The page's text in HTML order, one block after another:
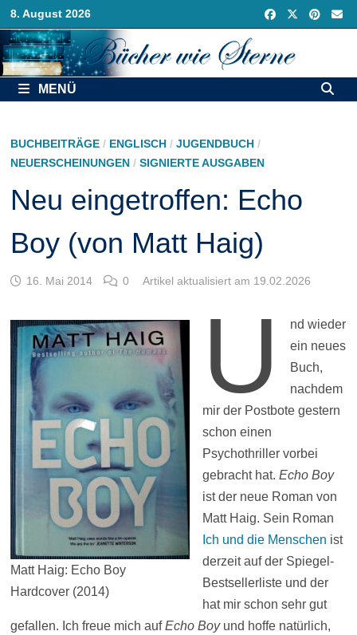
Zurück
zum
Inhalt
8. August 2026
MENÜ
BUCHBEITRÄGE/ ENGLISCH/ JUGENDBUCH/
NEUERSCHEINUNGEN/ SIGNIERTE AUSGABEN
Neu eingetroffen: Echo
Boy (von Matt Haig)
16. Mai 2014 0 Artikel aktualisiert am 19.02.2026
Matt Haig: Echo Boy
Hardcover (2014)
U
nd wieder
ein neues
Buch,
nachdem
mir der Postbote gestern
schon einen
Psychothriller vorbei
gebracht hat. Echo Boy
ist der neue Roman von
Matt Haig. Sein Roman
Ich und die Menschen ist
derzeit auf der Spiegel-
Bestsellerliste und der
hat mir schon sehr gut
gefallen. Ich freue mich aufEcho Boyund hoffe natürlich,